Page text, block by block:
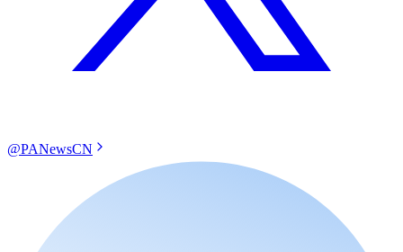
@PANewsCN